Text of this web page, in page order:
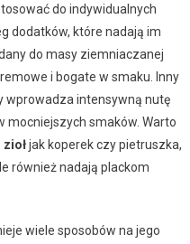
do indywidualnych
dodatków, które nadają im
do masy ziemniaczanej
i bogate w smaku. Inny
wprowadza intensywną nutę
mocniejszych smaków. Warto
ziołjak koperek czy pietruszka,
również nadają plackom
wiele sposobów na jego